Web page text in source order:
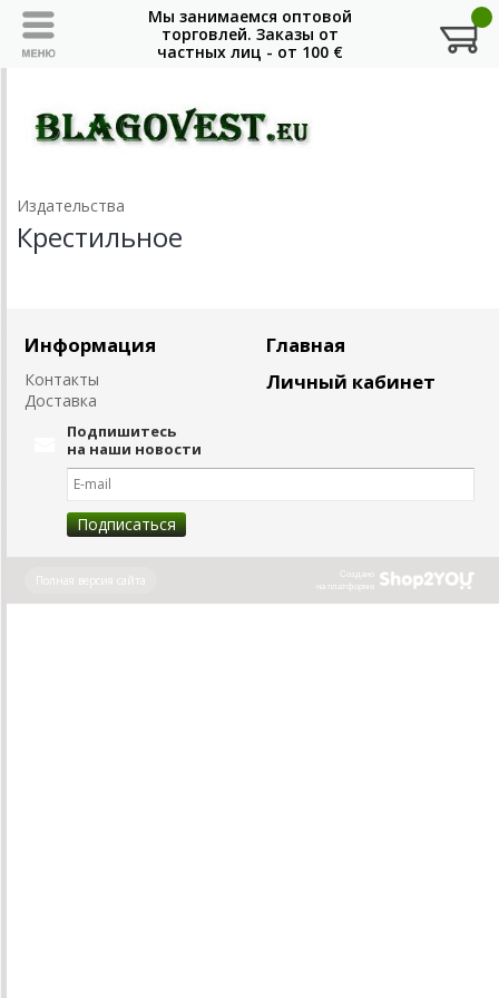
Издательства
Крестильное
Информация
Контакты
Доставка
Главная
Личный кабинет
Подпишитесь
на наши новости
Создано
на платформе
Полная версия сайта